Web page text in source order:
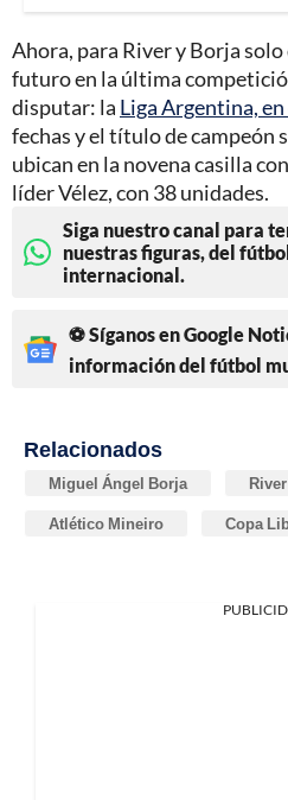
Ahora, para River y Borja
futuro en la última
disputar: la Liga Argentina,
fechas y el título de campeón
ubican en la novena casilla
líder Vélez, con 38 unidades.
Siga nuestro canal para
nuestras figuras, del
internacional.
⚽ Síganos en Google
información del fútbol
Relacionados
Miguel Ángel Borja
Atlético Mineiro Copa